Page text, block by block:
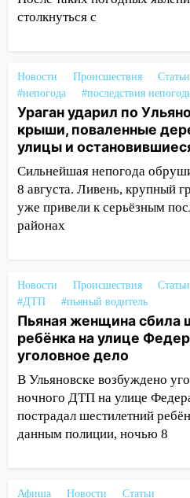
13:59 В Новом городе
13:54
В мэрии
как устраняют
шторма
13:49 Стихия
Ульяновск: дерево
Орджоникидзе
13:47 На Нижней
ветром вырвало
Сильный
13:35
Непогода
транспорту: в
сошёл с рельсов
13:22 Упавшие
дороги в Ульяновске:
13:17 Непогода в
закончится сегодня:
сохранятся 9 августа
житель Вешкаймского
столкнуться с
Новости Происшествия
Статьи
#непогода
#последствия
Ураган ударил по
крыши, поваленные
улицы и
Сильнейшая непогода
8 августа. Ливень, крупный
уже привели к серьёзным
районах
Новости Происшествия
Статьи
#ДТП
#пьяный водитель
Пьяная женщина сбила
ребёнка на улице
уголовное дело
В Ульяновске возбуждено
ночного ДТП на улице
пострадал шестилетний
данным полиции, ночью 8
Афиша Новости
Статьи